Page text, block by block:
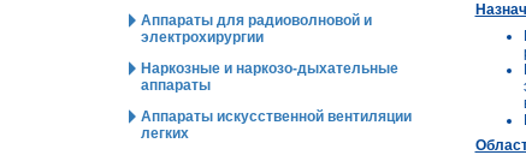
Аппараты для радиоволновой и
электрохирургии
Наркозные и наркозо-дыхательные
аппараты
Аппараты искусственной вентиляции
легких